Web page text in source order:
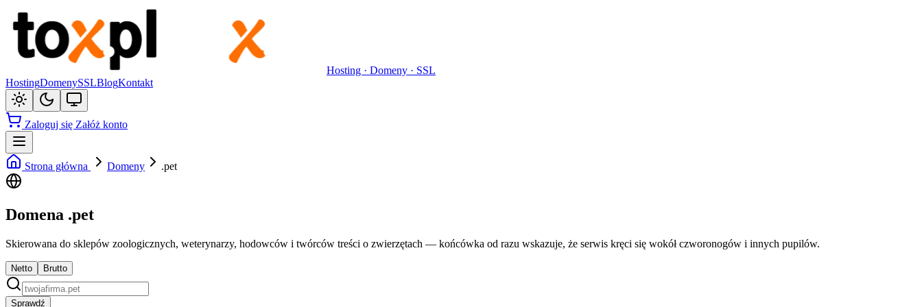
Hosting · Domeny · SSL
HostingDomenySSLBlogKontakt
Zaloguj się Załóż konto
Strona główna Domeny .pet
Domena .pet
Skierowana do sklepów zoologicznych, weterynarzy, hodowców i twórców treści o zwierzętach — końcówka od razu wskazuje, że serwis kręci się wokół czworonogów i innych pupilów.
Netto Brutto
Sprawdź